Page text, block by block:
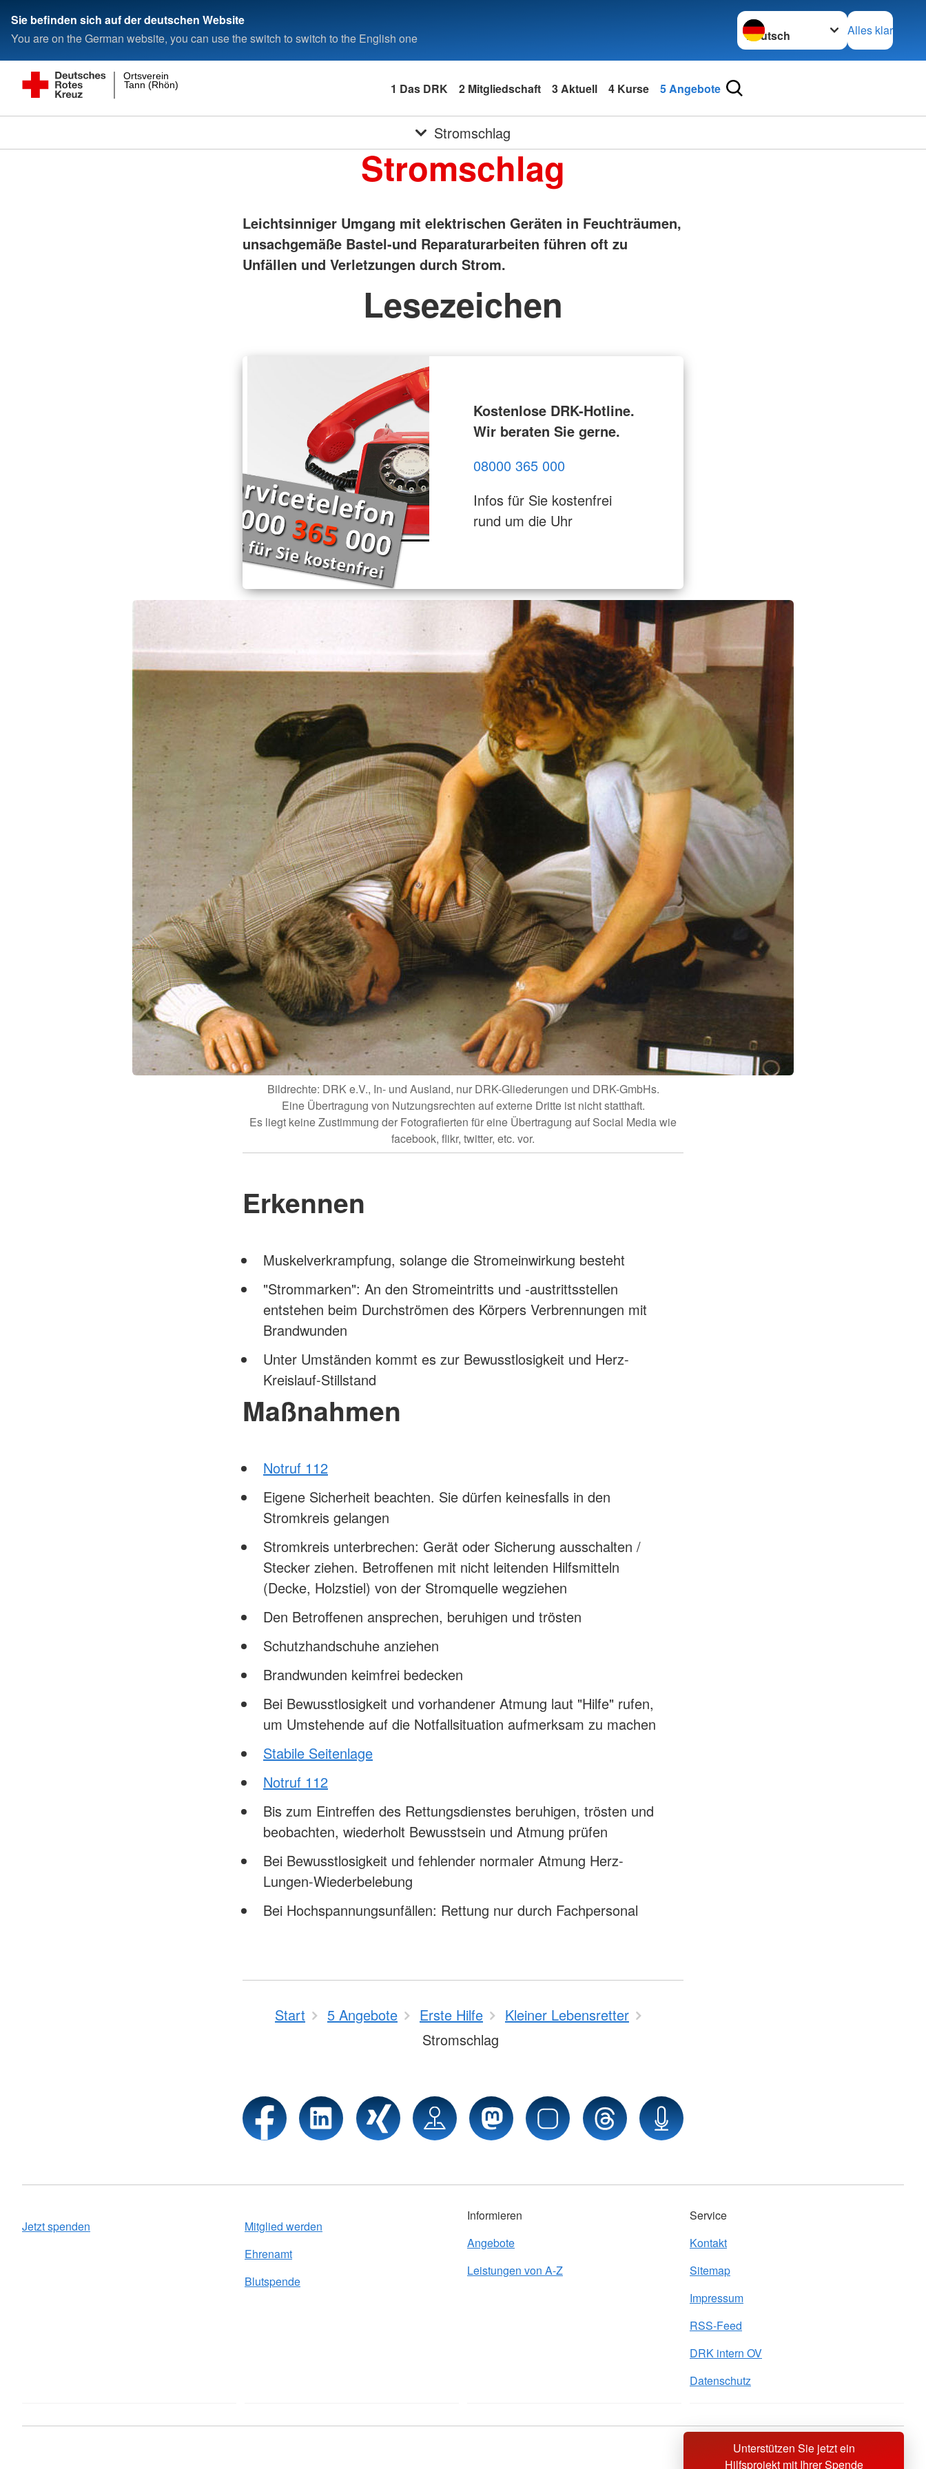
Sie befinden sich auf der deutschen Website
You are on the German website, you can use the switch to switch to the English one
Sprache wechseln zu
Alles klar
Tann (Rhön)
Ortsverein
1 Das DRK 2 Mitgliedschaft 3 Aktuell 4 Kurse 5 Angebote
Stromschlag
Stromschlag
Leichtsinniger Umgang mit elektrischen Geräten in Feuchträumen,
unsachgemäße Bastel-und Reparaturarbeiten führen oft zu
Unfällen und Verletzungen durch Strom.
Lesezeichen
Kostenlose DRK-Hotline.
Wir beraten Sie gerne.
08000 365 000
Infos für Sie kostenfrei
rund um die Uhr
Bildrechte: DRK e.V., In- und Ausland, nur DRK-Gliederungen und DRK-GmbHs.
Eine Übertragung von Nutzungsrechten auf externe Dritte ist nicht statthaft.
Es liegt keine Zustimmung der Fotografierten für eine Übertragung auf Social Media wie
facebook, flikr, twitter, etc. vor.
Erkennen
Muskelverkrampfung, solange die Stromeinwirkung besteht
"Strommarken": An den Stromeintritts und -austrittsstellen
entstehen beim Durchströmen des Körpers Verbrennungen mit
Brandwunden
Unter Umständen kommt es zur Bewusstlosigkeit und Herz-
Kreislauf-Stillstand
Maßnahmen
Notruf 112
Eigene Sicherheit beachten. Sie dürfen keinesfalls in den
Stromkreis gelangen
Stromkreis unterbrechen: Gerät oder Sicherung ausschalten /
Stecker ziehen. Betroffenen mit nicht leitenden Hilfsmitteln
(Decke, Holzstiel) von der Stromquelle wegziehen
Den Betroffenen ansprechen, beruhigen und trösten
Schutzhandschuhe anziehen
Brandwunden keimfrei bedecken
Bei Bewusstlosigkeit und vorhandener Atmung laut "Hilfe" rufen,
um Umstehende auf die Notfallsituation aufmerksam zu machen
Stabile Seitenlage
Notruf 112
Bis zum Eintreffen des Rettungsdienstes beruhigen, trösten und
beobachten, wiederholt Bewusstsein und Atmung prüfen
Bei Bewusstlosigkeit und fehlender normaler Atmung Herz-
Lungen-Wiederbelebung
Bei Hochspannungsunfällen: Rettung nur durch Fachpersonal
Unterstützen Sie jetzt ein
Hilfsprojekt mit Ihrer Spende
Start 5 Angebote Erste Hilfe
Kleiner Lebensretter
Stromschlag
Jetzt spenden
Mitglied werden
Ehrenamt
Blutspende
Informieren
Angebote
Leistungen von A-Z
Service
Kontakt
Sitemap
Impressum
RSS-Feed
DRK intern OV
Datenschutz
Sprache wechseln zu